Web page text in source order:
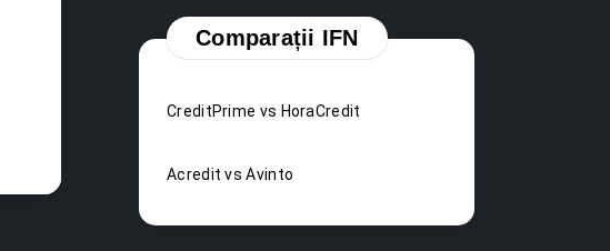
Comparații IFN
CreditPrime vs HoraCredit
Acredit vs Avinto